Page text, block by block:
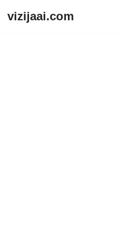
vizijaai.com